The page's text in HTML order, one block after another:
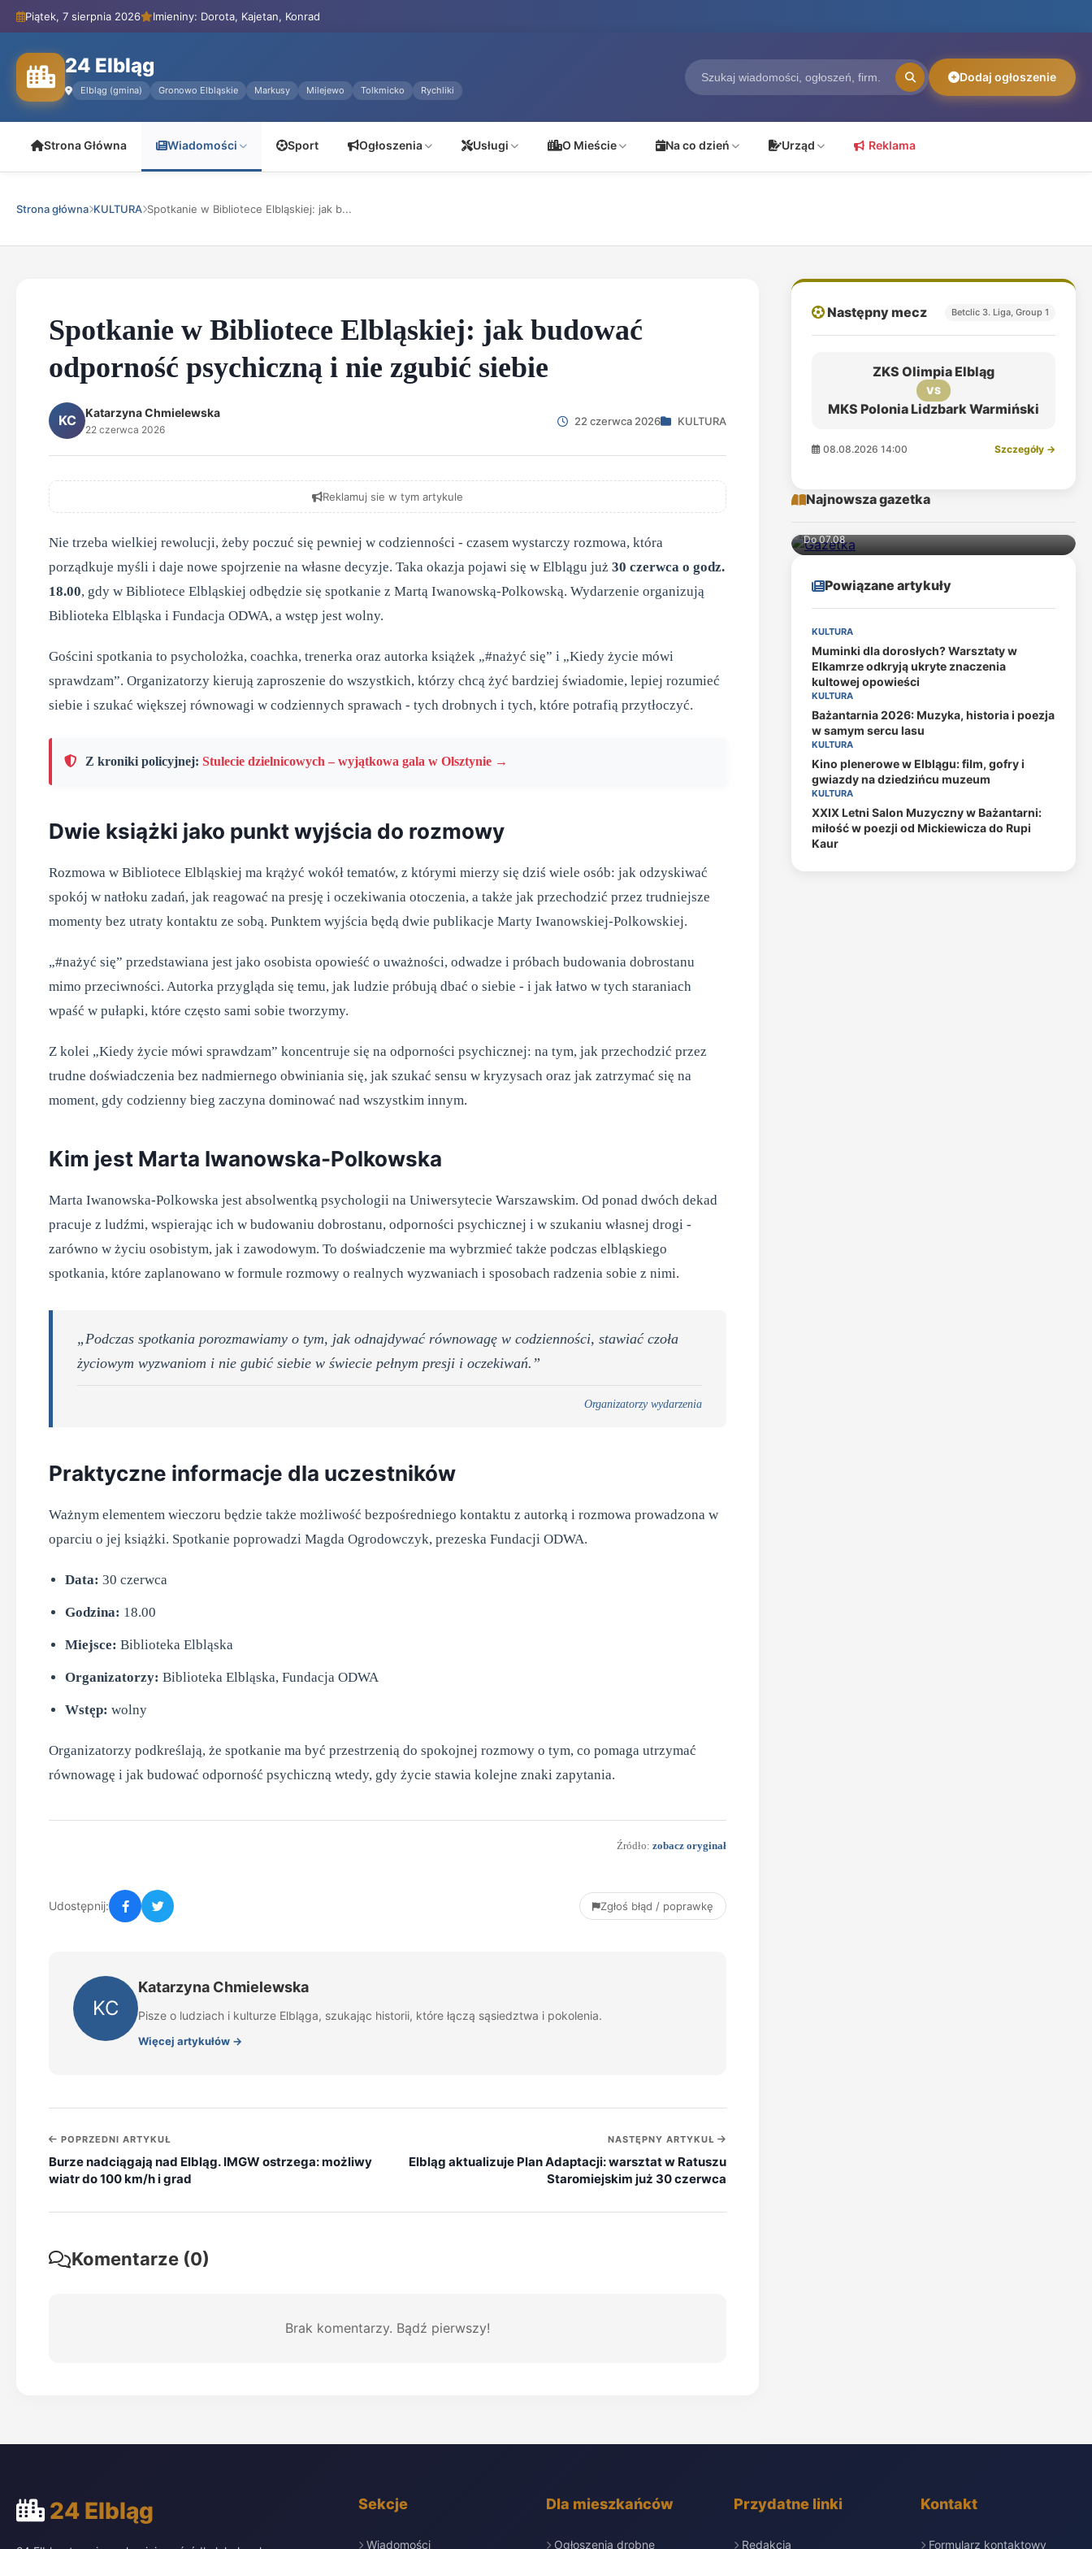
Piątek, 7 sierpnia 2026 Imieniny: Dorota, Kajetan, Konrad
24 Elbląg
Elbląg (gmina) Gronowo Elbląskie Markusy Milejewo Tolkmicko Rychliki
Dodaj ogłoszenie
Strona Główna Wiadomości Sport Ogłoszenia Usługi O Mieście Na co dzień Urząd Reklama
Strona główna KULTURA Spotkanie w Bibliotece Elbląskiej: jak b...
Spotkanie w Bibliotece Elbląskiej: jak budować
odporność psychiczną i nie zgubić siebie
KC Katarzyna Chmielewska
22 czerwca 2026
22 czerwca 2026 KULTURA
Reklamuj sie w tym artykule
Nie trzeba wielkiej rewolucji, żeby poczuć się pewniej w codzienności - czasem wystarczy rozmowa, która
porządkuje myśli i daje nowe spojrzenie na własne decyzje. Taka okazja pojawi się w Elblągu już 30 czerwca o godz.
18.00, gdy w Bibliotece Elbląskiej odbędzie się spotkanie z Martą Iwanowską-Polkowską. Wydarzenie organizują
Biblioteka Elbląska i Fundacja ODWA, a wstęp jest wolny.
Gościni spotkania to psycholożka, coachka, trenerka oraz autorka książek „#nażyć się” i „Kiedy życie mówi
sprawdzam”. Organizatorzy kierują zaproszenie do wszystkich, którzy chcą żyć bardziej świadomie, lepiej rozumieć
siebie i szukać większej równowagi w codziennych sprawach - tych drobnych i tych, które potrafią przytłoczyć.
Z kroniki policyjnej: Stulecie dzielnicowych – wyjątkowa gala w Olsztynie →
Dwie książki jako punkt wyjścia do rozmowy
Rozmowa w Bibliotece Elbląskiej ma krążyć wokół tematów, z którymi mierzy się dziś wiele osób: jak odzyskiwać
spokój w natłoku zadań, jak reagować na presję i oczekiwania otoczenia, a także jak przechodzić przez trudniejsze
momenty bez utraty kontaktu ze sobą. Punktem wyjścia będą dwie publikacje Marty Iwanowskiej-Polkowskiej.
„#nażyć się” przedstawiana jest jako osobista opowieść o uważności, odwadze i próbach budowania dobrostanu
mimo przeciwności. Autorka przygląda się temu, jak ludzie próbują dbać o siebie - i jak łatwo w tych staraniach
wpaść w pułapki, które często sami sobie tworzymy.
Z kolei „Kiedy życie mówi sprawdzam” koncentruje się na odporności psychicznej: na tym, jak przechodzić przez
trudne doświadczenia bez nadmiernego obwiniania się, jak szukać sensu w kryzysach oraz jak zatrzymać się na
moment, gdy codzienny bieg zaczyna dominować nad wszystkim innym.
Kim jest Marta Iwanowska-Polkowska
Marta Iwanowska-Polkowska jest absolwentką psychologii na Uniwersytecie Warszawskim. Od ponad dwóch dekad
pracuje z ludźmi, wspierając ich w budowaniu dobrostanu, odporności psychicznej i w szukaniu własnej drogi -
zarówno w życiu osobistym, jak i zawodowym. To doświadczenie ma wybrzmieć także podczas elbląskiego
spotkania, które zaplanowano w formule rozmowy o realnych wyzwaniach i sposobach radzenia sobie z nimi.
„Podczas spotkania porozmawiamy o tym, jak odnajdywać równowagę w codzienności, stawiać czoła
życiowym wyzwaniom i nie gubić siebie w świecie pełnym presji i oczekiwań.”
Organizatorzy wydarzenia
Praktyczne informacje dla uczestników
Ważnym elementem wieczoru będzie także możliwość bezpośredniego kontaktu z autorką i rozmowa prowadzona w
oparciu o jej książki. Spotkanie poprowadzi Magda Ogrodowczyk, prezeska Fundacji ODWA.
Data: 30 czerwca
Godzina: 18.00
Miejsce: Biblioteka Elbląska
Organizatorzy: Biblioteka Elbląska, Fundacja ODWA
Wstęp: wolny
Organizatorzy podkreślają, że spotkanie ma być przestrzenią do spokojnej rozmowy o tym, co pomaga utrzymać
równowagę i jak budować odporność psychiczną wtedy, gdy życie stawia kolejne znaki zapytania.
Źródło: zobacz oryginał
Udostępnij: Zgłoś błąd / poprawkę
KC
Katarzyna Chmielewska
Pisze o ludziach i kulturze Elbląga, szukając historii, które łączą sąsiedztwa i pokolenia.
Więcej artykułów →
POPRZEDNI ARTYKUŁ
Burze nadciągają nad Elbląg. IMGW ostrzega: możliwy
wiatr do 100 km/h i grad
NASTĘPNY ARTYKUŁ
Elbląg aktualizuje Plan Adaptacji: warsztat w Ratuszu
Staromiejskim już 30 czerwca
Komentarze (0)
Brak komentarzy. Bądź pierwszy!
Następny mecz Betclic 3. Liga, Group 1
ZKS Olimpia Elbląg
VS
MKS Polonia Lidzbark Warmiński
08.08.2026 14:00 Szczegóły →
Najnowsza gazetka
Do 07.08
Powiązane artykuły
KULTURA
Muminki dla dorosłych? Warsztaty w
Elkamrze odkryją ukryte znaczenia
kultowej opowieści
KULTURA
Bażantarnia 2026: Muzyka, historia i poezja
w samym sercu lasu
KULTURA
Kino plenerowe w Elblągu: film, gofry i
gwiazdy na dziedzińcu muzeum
KULTURA
XXIX Letni Salon Muzyczny w Bażantarni:
miłość w poezji od Mickiewicza do Rupi
Kaur
24 Elbląg Sekcje
Wiadomości
Dla mieszkańców
Ogłoszenia drobne
Przydatne linki
Redakcja
Kontakt
Formularz kontaktowy